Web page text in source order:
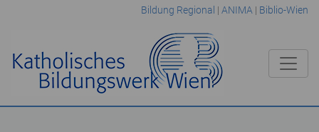
Bildung Regional | ANIMA | Biblio-Wien